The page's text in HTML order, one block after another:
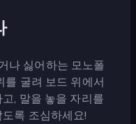
나 싫어하는 모노폴
를 굴려 보드 위에서
, 말을 놓을 자리를
록 조심하세요!